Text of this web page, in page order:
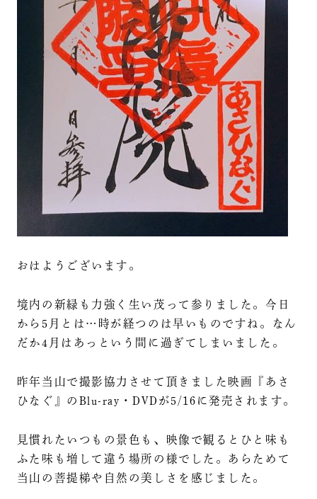
おはようございます。
境内の新緑も力強く生い茂って参りました。今日
から5月とは…時が経つのは早いものですね。なん
だか4月はあっという間に過ぎてしまいました。
昨年当山で撮影協力させて頂きました映画『あさ
ひなぐ』のBlu-ray・DVDが5/16に発売されます。
見慣れたいつもの景色も、映像で観るとひと味も
ふた味も増して違う場所の様でした。あらためて
当山の菩提梯や自然の美しさを感じました。